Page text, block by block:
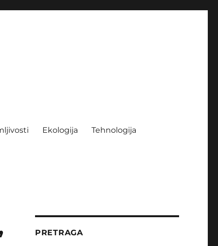
Ekologija Tehnologija
PRETRAGA